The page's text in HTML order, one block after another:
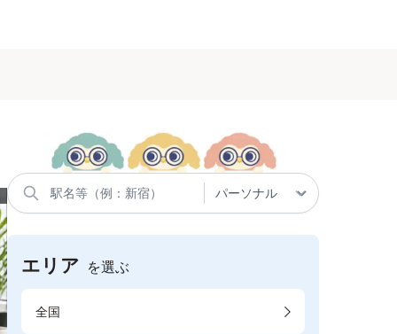
エリア を選ぶ
全国